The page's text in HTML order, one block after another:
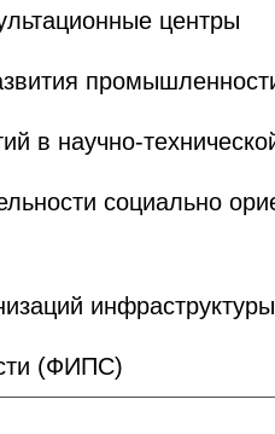
центры
в научно-
социально
(ФИПС)